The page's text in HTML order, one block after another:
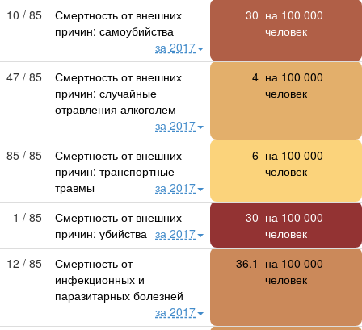
10 / 85
Смертность от внешних
причин: самоубийства
за 2017
30 на 100 000
человек
47 / 85
Смертность от внешних
причин: случайные
отравления алкоголем
за 2017
4 на 100 000
человек
85 / 85
Смертность от внешних
причин: транспортные
травмы
за 2017
6 на 100 000
человек
1 / 85
Смертность от внешних
причин: убийства за 2017
30 на 100 000
человек
12 / 85
Смертность от
инфекционных и
паразитарных болезней
за 2017
36.1 на 100 000
человек